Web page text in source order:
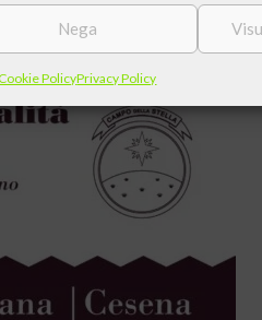
Nega
PolicyPrivacy Policy